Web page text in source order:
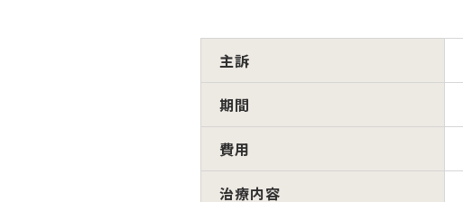
主訴
期間
費用
治療内容